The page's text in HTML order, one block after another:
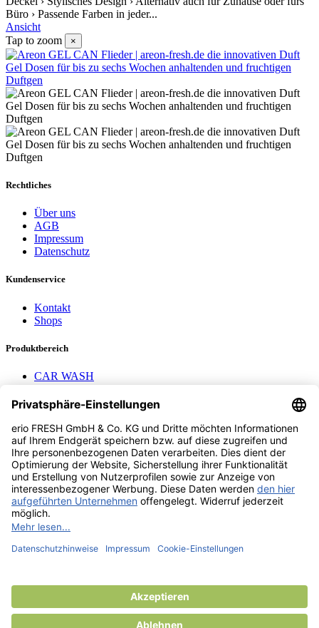
Büro › Passende Farben in jeder...
Ansicht
Tap to zoom
×
Rechtliches
Über uns
AGB
Impressum
Datenschutz
Kundenservice
Kontakt
Shops
Produktbereich
CAR WASH
AEROTEC
Nayax Cashless
Pay with Me
Contact us
erio FRESH GmbH & Co. KG
Stader Landstr. 7
28719 Bremen
+49 (0) 421 169 817 80
© 2013 -2026erio FRESH GmbH & Co. KG